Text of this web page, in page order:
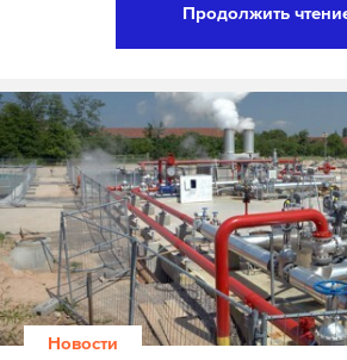
Подпишитесь на Daily
работает там, где
А еще мы есть вTelegram
Макс
Дзен
Продолжить
Новости